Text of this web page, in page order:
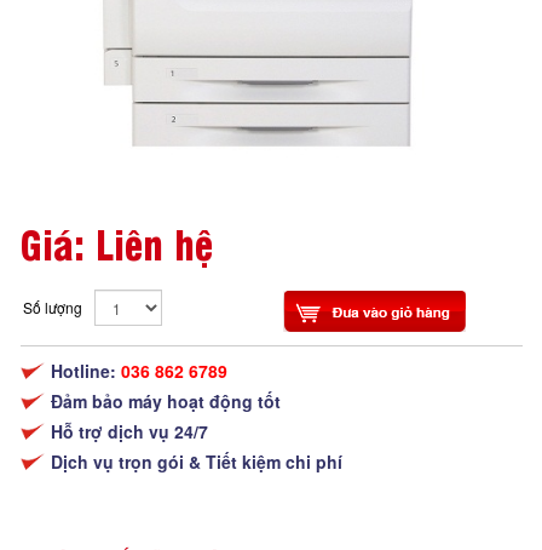
Giá: Liên hệ
Số lượng
Hotline: 036 862 6789
Đảm bảo máy hoạt động tốt
Hỗ trợ dịch vụ 24/7
Dịch vụ trọn gói & Tiết kiệm chi phí